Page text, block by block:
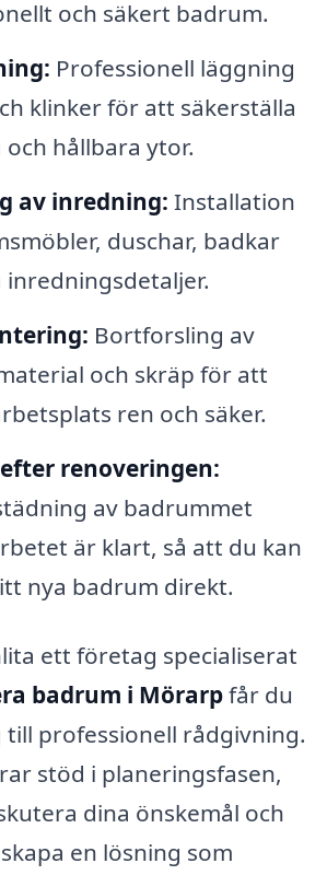
och säkert badrum.
Professionell läggning
klinker för att säkerställa
hållbara ytor.
av inredning: Installation
duschar, badkar
inredningsdetaljer.
Bortforsling av
och skräp för att
ren och säker.
renoveringen:
av badrummet
är klart, så att du kan
nya badrum direkt.
ett företag specialiserat
badrum i Mörarpfår du
till professionell rådgivning.
stöd i planeringsfasen,
dina önskemål och
en lösning som